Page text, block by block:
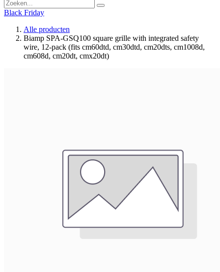
Black Friday
Alle producten
Biamp SPA-GSQ100 square grille with integrated safety
wire, 12-pack (fits cm60dtd, cm30dtd, cm20dts, cm1008d,
cm608d, cm20dt, cmx20dt)